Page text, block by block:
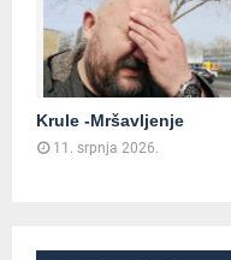
Krule -Mršavljenje
11. srpnja 2026.